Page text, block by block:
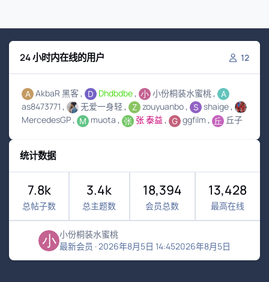
24 小时内在线的用户 12
AkbaR 黑客 Dhdbdbe
小份桐装水蜜桃
as8473771
无爱一身轻 zouyuanbo
shaige
MercedesGP
muota 张 泰益 ggfilm 丘子
统计数据
7.8k
总帖子数
3.4k
总主题数
18,394
会员总数
13,428
最高在线
小份桐装水蜜桃
最新会员 ·2026年8月5日 14:452026年8月5日